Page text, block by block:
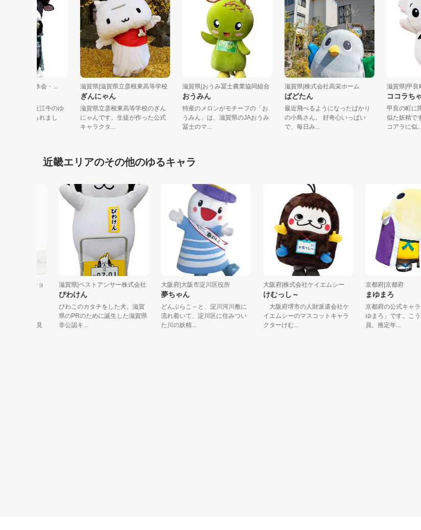
県|滋賀県食肉三水会・...
うしのすけは、近江牛のゆ
ャラとしてつくられまし
滋賀県|滋賀県立彦根東高等学校
ぎんにゃん
滋賀県立彦根東高等学校のぎん
にゃんです。生徒が作った公式
キャラクタ...
滋賀県|おうみ冨士農業協同組合
おうみん
特産のメロンがモチーフの「お
うみん」は、滋賀県のJAおうみ
冨士のマ...
滋賀県|株式会社高栄ホーム
ばどたん
最近飛べるようになったばかり
の小鳥さん。 好奇心いっぱい
で、毎日み...
滋賀県|
ココラ
甲良の
似た妖
コアラ
近畿エリアのその他のゆるキャラ
滋賀県|ベストアンサー株式会社
びわけん
びわこのカタチをした犬。滋賀
県のPRのために誕生した滋賀県
非公認キ...
大阪府|大阪市淀川区役所
夢ちゃん
どんぶらこ～と、淀川河川敷に
流れ着いて、淀川区に住みつい
た川の妖精...
大阪府|株式会社ケイエムシー
けむっし～
大阪府堺市の人財派遣会社ケ
イエムシーのマスコットキャラ
クターけむ...
京都府|京都府
まゆまろ
京都府の公式キャラク
ゆまろ」です。こう見
員。推定年...